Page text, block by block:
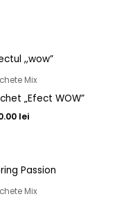
Mix
„Efect WOW”
lei
Mix